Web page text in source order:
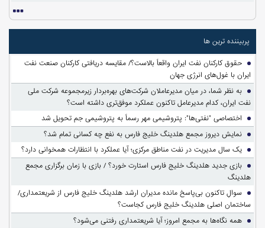
پربیننده ترین ها
حقوق کارکنان نفت ایران واقعاً بالاست؟/ مقایسه دریافتی کارکنان صنعت نفت
ایران با غول‌های انرژی جهان
به نظر شما، در میان مدیرعاملان شرکت‌های بهره‌بردار زیرمجموعه شرکت ملی
نفت ایران، کدام مدیرعامل تاکنون عملکرد موفق‌تری داشته است؟
اختصاصی "نفتی‌ها": پتروشیمی مهر رسماً به پتروشیمی جم تحویل شد
نمایش دیروز مجمع هلدینگ خلیج فارس به نفع چه کسانی تمام شد؟
یک سال مدیریت در نفت مناطق مرکزی؛ آیا عملکرد با انتظارات همخوانی دارد؟
بازی جدید هلدینگ خلیج فارس استارت خورد؟ / بازی با زمان برگزاری مجمع
هلدینگ
سوالِ تاکنون بی‌پاسخ مانده مدیران ارشد هلدینگ خلیج فارس از شریعتمداری/
ساختمان اصلی هلدینگ خلیج فارس کجاست؟
همه نگاه‌ها به مجمع امروز؛ آیا شریعتمداری رفتنی می‌شود؟